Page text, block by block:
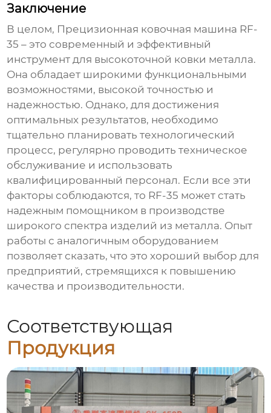
Заключение
В целом, Прецизионная ковочная машина RF-
35 – это современный и эффективный
инструмент для высокоточной ковки металла.
Она обладает широкими функциональными
возможностями, высокой точностью и
надежностью. Однако, для достижения
оптимальных результатов, необходимо
тщательно планировать технологический
процесс, регулярно проводить техническое
обслуживание и использовать
квалифицированный персонал. Если все эти
факторы соблюдаются, то RF-35 может стать
надежным помощником в производстве
широкого спектра изделий из металла. Опыт
работы с аналогичным оборудованием
позволяет сказать, что это хороший выбор для
предприятий, стремящихся к повышению
качества и производительности.
Соответствующая
Продукция